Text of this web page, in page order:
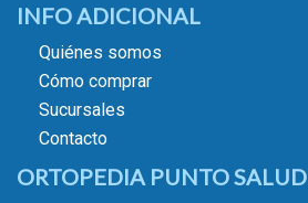
INFO ADICIONAL
Quiénes somos
Cómo comprar
Sucursales
Contacto
ORTOPEDIA PUNTO SALUD